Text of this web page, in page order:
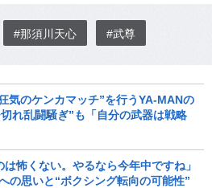
#那須川天心 #武尊
気のケンカマッチ”を行うYA-MANの
れ乱闘騒ぎ”も「自分の武器は戦略
怖くない。やるなら今年中ですね」
の思いと“ボクシング転向の可能性”